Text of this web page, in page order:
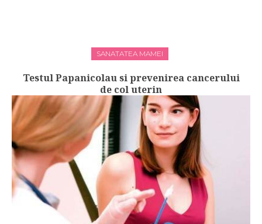
SANATATEA MAMEI
Testul Papanicolau si prevenirea cancerului
de col uterin